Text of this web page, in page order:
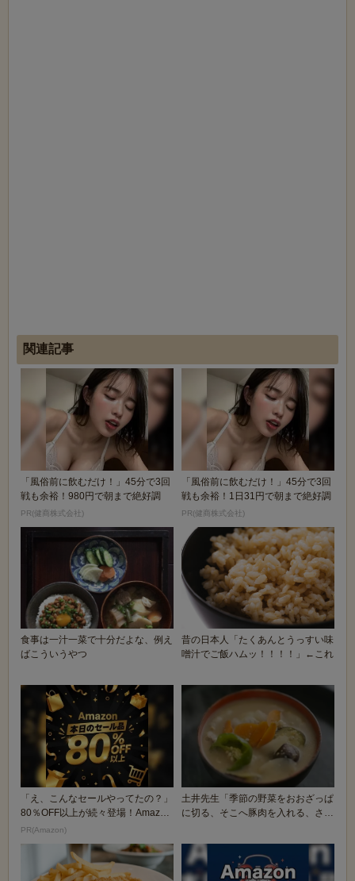
関連記事
「風俗前に飲むだけ！」45分で3回
戦も余裕！980円で朝まで絶好調
PR(健商株式会社)
「風俗前に飲むだけ！」45分で3回
戦も余裕！1日31円で朝まで絶好調
PR(健商株式会社)
食事は一汁一菜で十分だよな、例え
ばこういうやつ
昔の日本人「たくあんとうっすい味
噌汁でご飯ハムッ！！！！」←これ
「え、こんなセールやってたの？」
80％OFF以上が続々登場！Amazon
の本気が...
PR(Amazon)
土井先生「季節の野菜をおおざっぱ
に切る、そこへ豚肉を入れる、さら